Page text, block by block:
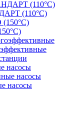
(110°C)
насосы
насосы
насосы